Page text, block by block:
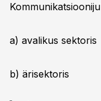
a) avalikus sektoris
b) ärisektoris